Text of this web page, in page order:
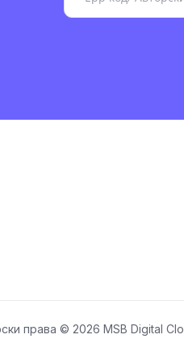
права © 2026 MSB Digital